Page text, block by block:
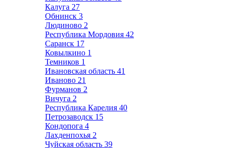
Калуга 27
Обнинск 3
Людиново 2
Республика Мордовия 42
Саранск 17
Ковылкино 1
Темников 1
Ивановская область 41
Иваново 21
Фурманов 2
Вичуга 2
Республика Карелия 40
Петрозаводск 15
Кондопога 4
Лахденпохья 2
Чуйская область 39